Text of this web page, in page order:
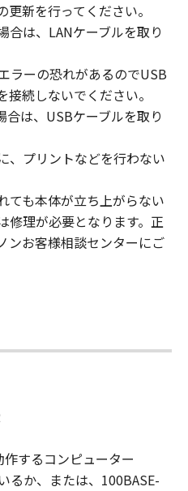
新を行ってください。
合は、LANケーブルを取り
ラーの恐れがあるのでUSB
続しないでください。
合は、USBケーブルを取り
、プリントなどを行わない
ても本体が立ち上がらない
修理が必要となります。正
ンお客様相談センターにご
作するコンピューター
るか、または、100BASE-